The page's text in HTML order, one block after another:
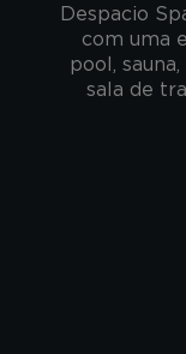
Despacio
com uma
pool,
sala de